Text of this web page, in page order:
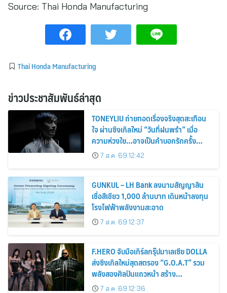
Source: Thai Honda Manufacturing
Thai Honda Manufacturing
ข่าวประชาสัมพันธ์ล่าสุด
TONEYLIU ถ่ายทอดเรื่องจริงสุดสะเทือน
ใจ ผ่านซิงเกิลใหม่ “วันที่ฝนพรำ” เมื่อ
ความห่วงใย…อาจเป็นคำบอกรักครั้ง
สุดท้าย
7 ส.ค. 69 12:42
GUNKUL – LH Bank ลงนามสัญญาสิน
เชื่อสีเขียว 1,000 ล้านบาท เดินหน้าลงทุน
โรงไฟฟ้าพลังงานสะอาด
7 ส.ค. 69 12:37
F.HERO จับมือเกิร์ลกรุ๊ปมาเลเซีย DOLLA
ส่งซิงเกิลใหม่สุดสตรอง “G.O.A.T” รวม
พลังสองศิลปินแถวหน้า สร้าง
ปรากฏการณ์ใหม่แห่งวงการเพลงอาเซียน
7 ส.ค. 69 12:36